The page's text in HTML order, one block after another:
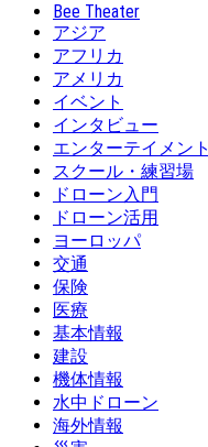
Bee Theater
アジア
アフリカ
アメリカ
イベント
インタビュー
エンターテイメント
スクール・練習場
ドローン入門
ドローン活用
ヨーロッパ
交通
保険
医療
基本情報
建設
機体情報
水中ドローン
海外情報